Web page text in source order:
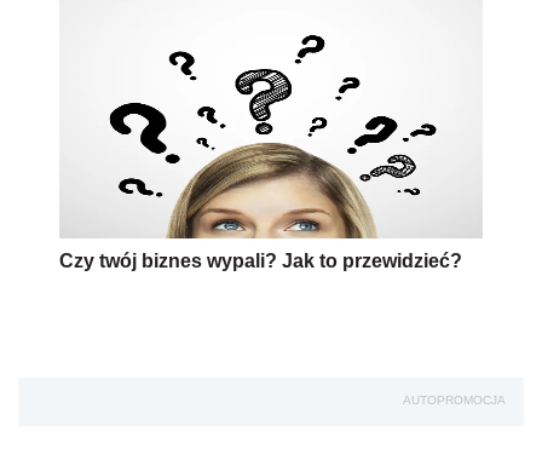
zakładanie działalności piwo
Wersja do druku